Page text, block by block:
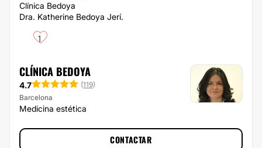
Clínica Bedoya
Dra. Katherine Bedoya Jerí.
1
CLÍNICA BEDOYA
4.7 (119)
Barcelona
Medicina estética
CONTACTAR